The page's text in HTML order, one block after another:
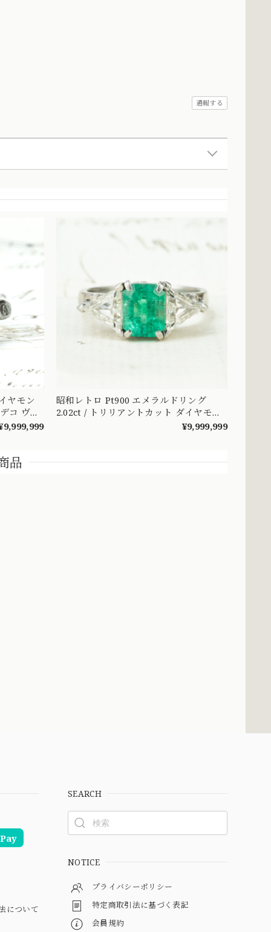
通報する
ヤモン
コ ヴィ
昭和レトロ Pt900 エメラルドリング
2.02ct / トリリアントカット ダイヤモン
ド 1.28ct ヴィンテージジュエリー ～顔
OKR00238
¥9,999,999
品
について
SEARCH
NOTICE
プライバシーポリシー
特定商取引法に基づく表記
会員規約